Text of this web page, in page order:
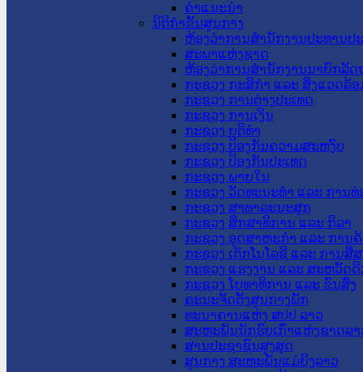
ຄໍາແນະນໍາ
ນິຕິກໍາຂັ້ນສູນກາງ
ຫ້ອງວ່າການສໍານັກງານປະທານປ
ສະພາແຫ່ງຊາດ
ຫ້ອງວ່າການສຳນັກງານນາຍົກລັດ
ກະຊວງ ກະສິກຳ ແລະ ສິ່ງແວດລ້ອ
ກະຊວງ ການຕ່າງປະເທດ
ກະຊວງ ການເງິນ
ກະຊວງ ຍຸຕິທໍາ
ກະຊວງ ປ້ອງກັນຄວາມສະຫງົບ
ກະຊວງ ປ້ອງກັນປະເທດ
ກະຊວງ ພາຍໃນ
ກະຊວງ ວັດທະນະທຳ ແລະ ການທ່
ກະຊວງ ສາທາລະນະສຸກ
ກະຊວງ ສຶກສາທິການ ແລະ ກິລາ
ກະຊວງ ອຸດສາຫະກຳ ແລະ ການຄ້
ກະຊວງ ເຕັກໂນໂລຊີ ແລະ ການສື່
ກະຊວງ ແຮງງານ ແລະ ສະຫວັດ
ກະຊວງ ໂຍທາທິການ ແລະ ຂົນສົ່ງ
ຄະນະຈັດຕັ້ງສູນກາງພັກ
ທະນາຄານແຫ່ງ ສປປ ລາວ
ສະຫະພັນນັກຮົບເກົ່າແຫ່ງຊາດລາ
ສານປະຊາຊົນສູງສຸດ
ສູນກາງ ສະຫະພັນແມ່ຍິງລາວ